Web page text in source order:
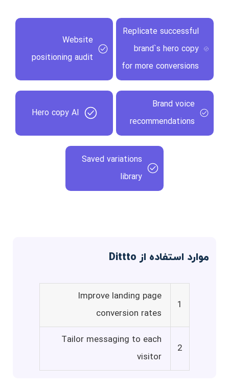
Replicate successful
brand`s hero copy
for more conversions
Website
positioning audit
Brand voice
recommendations
Hero copy AI
Saved variations
library
موارد استفاده از Dittto
1
Improve landing page
conversion rates
2
Tailor messaging to each
visitor